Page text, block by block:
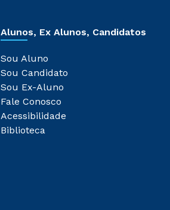
Alunos, Ex Alunos, Candidatos
Sou Aluno
Sou Candidato
Sou Ex-Aluno
Fale Conosco
Acessibilidade
Biblioteca